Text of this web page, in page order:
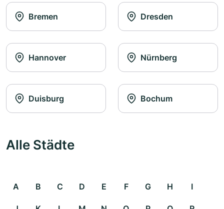
Bremen Dresden
Hannover Nürnberg
Duisburg Bochum
Alle Städte
A B C D E F G H I